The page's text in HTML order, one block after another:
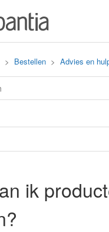
Bestellen Advies en
ik